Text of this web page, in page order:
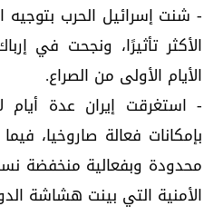
- شنت إسرائيل الحرب بتوجيه
الأكثر تأثيرًا، ونجحت في
الأيام الأولى من الصراع.
- استغرقت إيران عدة أيام
بإمكانات فعالة صاروخيا،
محدودة وبفعالية منخفضة
الأمنية التي بينت هشاشة